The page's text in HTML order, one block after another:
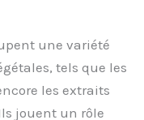
une variété
tels que les
les extraits
jouent un rôle